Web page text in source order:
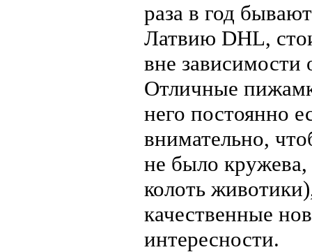
раза в год
Латвию DHL,
вне зависимости
Отличные
него постоянно
внимательно,
не было
колоть
качественные
интересности.